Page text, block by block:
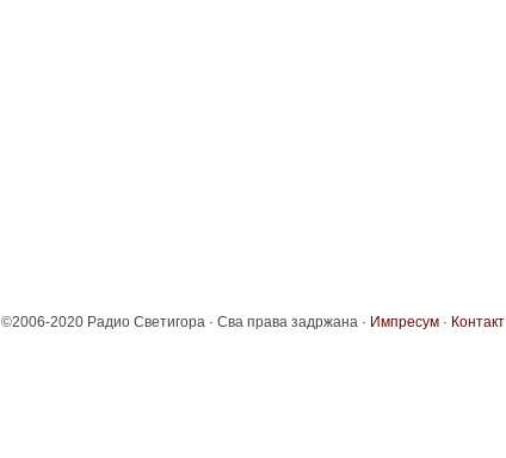
©2006-2020 Радио Светигора · Сва права задржана · Импресум · Контакт